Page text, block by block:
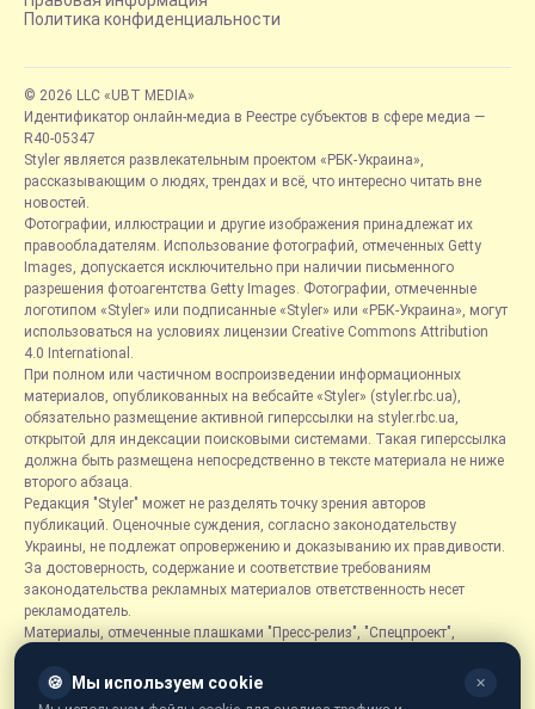
Политика конфиденциальности
© 2026 LLC «UBT MEDIA»
Идентификатор онлайн-медиа в Реестре субъектов в сфере медиа —
R40-05347
Styler является развлекательным проектом «РБК-Украина»,
рассказывающим о людях, трендах и всё, что интересно читать вне
новостей.
Фотографии, иллюстрации и другие изображения принадлежат их
правообладателям. Использование фотографий, отмеченных Getty
Images, допускается исключительно при наличии письменного
разрешения фотоагентства Getty Images. Фотографии, отмеченные
логотипом «Styler» или подписанные «Styler» или «РБК-Украина», могут
использоваться на условиях лицензии Creative Commons Attribution
4.0 International.
При полном или частичном воспроизведении информационных
материалов, опубликованных на вебсайте «Styler» (styler.rbc.ua),
обязательно размещение активной гиперссылки на styler.rbc.ua,
открытой для индексации поисковыми системами. Такая гиперссылка
должна быть размещена непосредственно в тексте материала не ниже
второго абзаца.
Редакция "Styler" может не разделять точку зрения авторов
публикаций. Оценочные суждения, согласно законодательству
Украины, не подлежат опровержению и доказыванию их правдивости.
За достоверность, содержание и соответствие требованиям
законодательства рекламных материалов ответственность несет
рекламодатель.
Материалы, отмеченные плашками "Пресс-релиз", "Спецпроект",
размещаются на правах рекламы.
Рубрика «Новости компаний» является информационным форматом,
🍪 Мы используем cookie ✕